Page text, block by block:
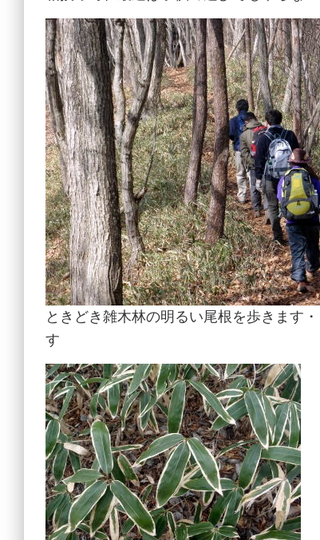
ときどき雑木林の明るい尾根を歩きます
す